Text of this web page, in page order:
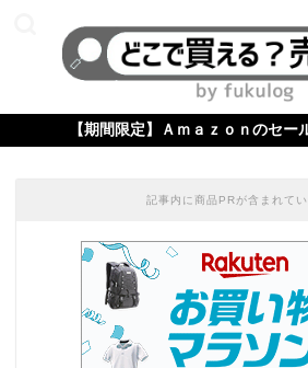
【期間限定】Ａｍａｚｏｎのセー
記事内に商品PRが含まれてい